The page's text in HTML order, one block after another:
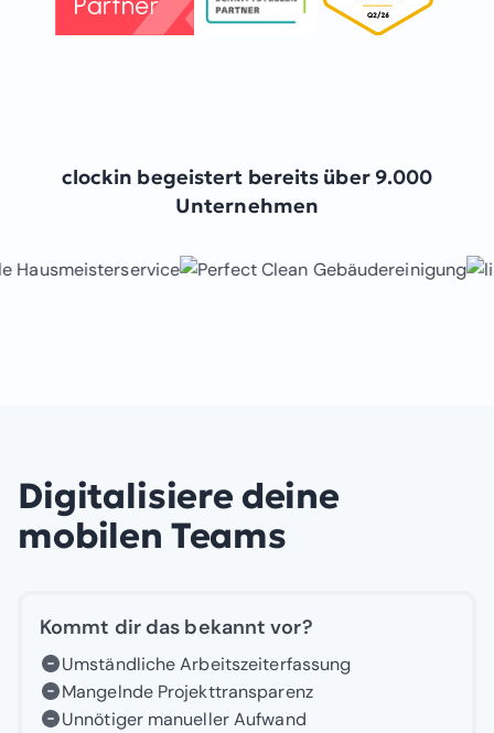
clockin begeistert bereits über 9.000
Unternehmen
Digitalisiere deine
mobilen Teams
Kommt dir das bekannt vor?
Umständliche Arbeitszeiterfassung
Mangelnde Projekttransparenz
Unnötiger manueller Aufwand